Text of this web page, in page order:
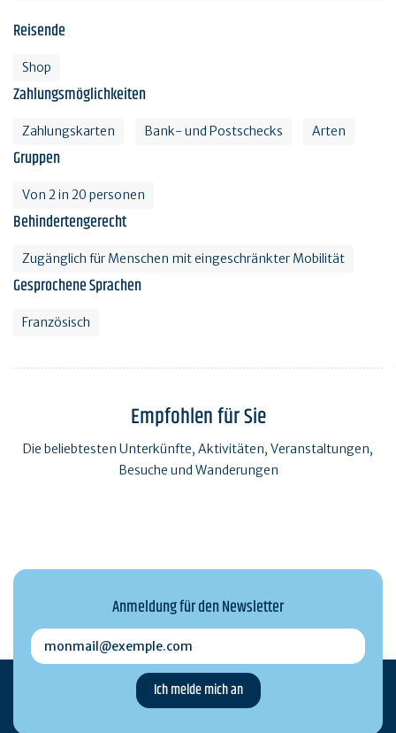
Reisende
Shop
Zahlungsmöglichkeiten
Zahlungskarten Bank- und Postschecks Arten
Gruppen
Von 2 in 20 personen
Behindertengerecht
Zugänglich für Menschen mit eingeschränkter Mobilität
Gesprochene Sprachen
Französisch
Empfohlen für Sie
Die beliebtesten Unterkünfte, Aktivitäten, Veranstaltungen,
Besuche und Wanderungen
Anmeldung für den Newsletter
monmail@exemple.com